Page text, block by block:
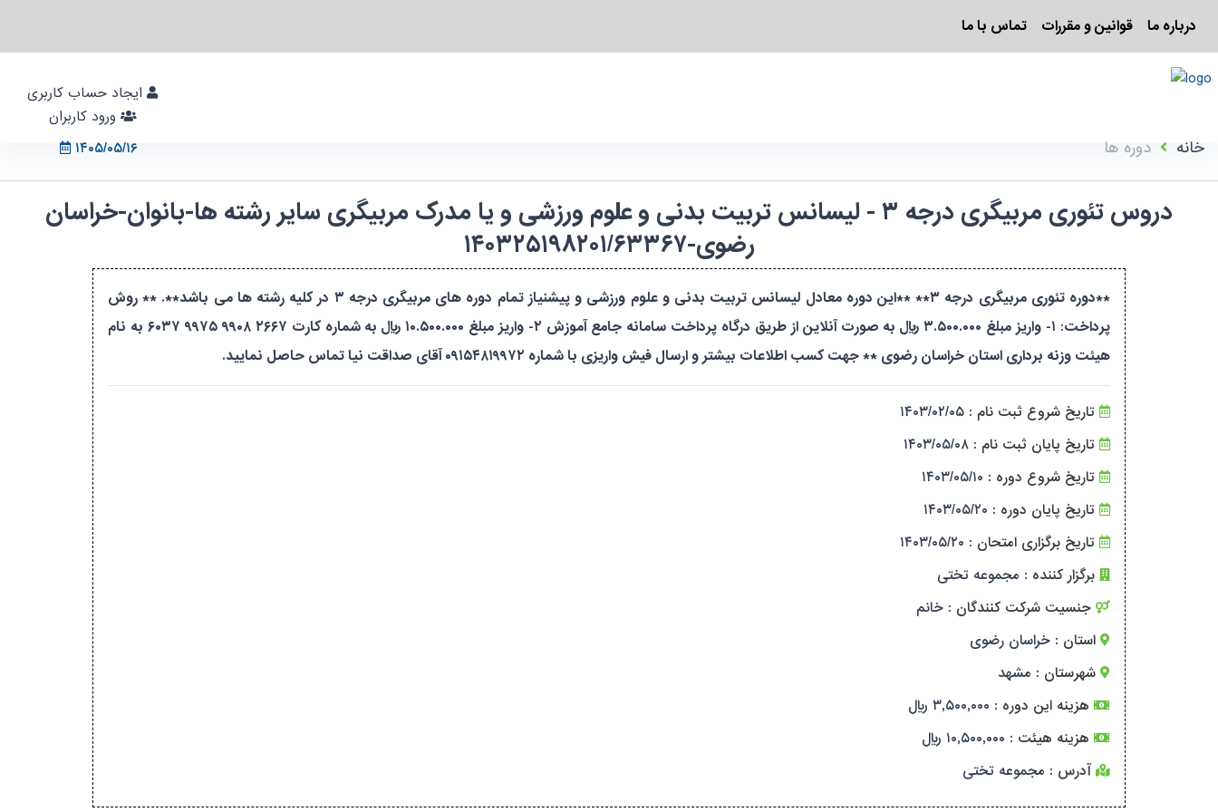
درباره ما قوانین و مقررات تماس با ما
۱۴۰۵/۰۵/۱۶
خانه دوره ها
دروس تئوری مربیگری درجه ۳ - لیسانس تربیت بدنی و علوم ورزشی و یا مدرک مربیگری سایر رشته ها-بانوان-خراسان
رضوی-۱۴۰۳۲۵۱۹۸۲۰۱/۶۳۳۶۷
**دوره تئوری مربیگری درجه ۳** **این دوره معادل لیسانس تربیت بدنی و علوم ورزشی و پیشنیاز تمام دوره های مربیگری درجه ۳ در کلیه رشته ها می باشد**. ** روش
پرداخت: ۱- واریز مبلغ ۳.۵۰۰.۰۰۰ ریال به صورت آنلاین از طریق درگاه پرداخت سامانه جامع آموزش ۲- واریز مبلغ ۱۰.۵۰۰.۰۰۰ ریال به شماره کارت ۲۶۶۷ ۹۹۰۸ ۹۹۷۵ ۶۰۳۷ به نام
هیئت وزنه برداری استان خراسان رضوی ** جهت کسب اطلاعات بیشتر و ارسال فیش واریزی با شماره ۰۹۱۵۴۸۱۹۹۷۲ آقای صداقت نیا تماس حاصل نمایید.
تاریخ شروع ثبت نام : ۱۴۰۳/۰۲/۰۵
تاریخ پایان ثبت نام : ۱۴۰۳/۰۵/۰۸
تاریخ شروع دوره : ۱۴۰۳/۰۵/۱۰
تاریخ پایان دوره : ۱۴۰۳/۰۵/۲۰
تاریخ برگزاری امتحان : ۱۴۰۳/۰۵/۲۰
برگزار کننده : مجموعه تختی
جنسیت شرکت کنندگان : خانم
استان : خراسان رضوی
شهرستان : مشهد
هزینه این دوره : ۳,۵۰۰,۰۰۰ ریال
هزینه هیئت : ۱۰,۵۰۰,۰۰۰ ریال
آدرس : مجموعه تختی